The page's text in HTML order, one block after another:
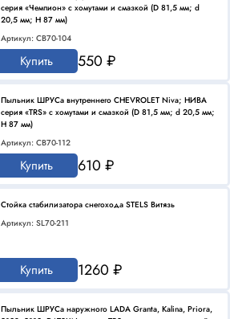
серия «Чемпион» с хомутами и смазкой (D 81,5 мм; d
20,5 мм; H 87 мм)
Артикул: CB70-104
Купить 550 ₽
Пыльник ШРУСа внутреннего CHEVROLET Niva; НИВА
серия «TRS» с хомутами и смазкой (D 81,5 мм; d 20,5 мм;
H 87 мм)
Артикул: CB70-112
Купить 610 ₽
Стойка стабилизатора снегохода STELS Витязь
Артикул: SL70-211
Купить 1260 ₽
Пыльник ШРУСа наружного LADA Granta, Kalina, Priora,